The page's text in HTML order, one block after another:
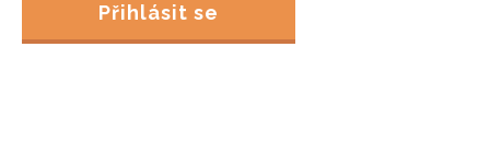
Přihlásit se